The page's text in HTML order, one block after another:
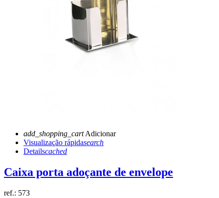
add_shopping_cartAdicionar
Visualização rápidasearch
Detailscached
Caixa porta adoçante de envelope
ref.: 573